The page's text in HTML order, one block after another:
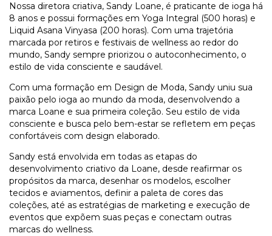
Nossa diretora criativa, Sandy Loane, é praticante de ioga há
8 anos e possui formações em Yoga Integral (500 horas) e
Liquid Asana Vinyasa (200 horas). Com uma trajetória
marcada por retiros e festivais de wellness ao redor do
mundo, Sandy sempre priorizou o autoconhecimento, o
estilo de vida consciente e saudável.
Com uma formação em Design de Moda, Sandy uniu sua
paixão pelo ioga ao mundo da moda, desenvolvendo a
marca Loane e sua primeira coleção. Seu estilo de vida
consciente e busca pelo bem-estar se refletem em peças
confortáveis com design elaborado.
Sandy está envolvida em todas as etapas do
desenvolvimento criativo da Loane, desde reafirmar os
propósitos da marca, desenhar os modelos, escolher
tecidos e aviamentos, definir a paleta de cores das
coleções, até as estratégias de marketing e execução de
eventos que expõem suas peças e conectam outras
marcas do wellness.